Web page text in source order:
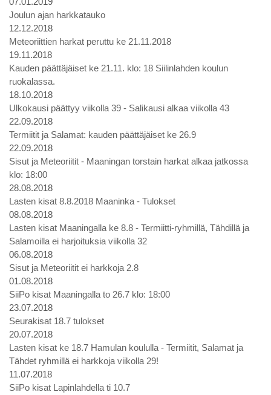
Joulun ajan harkkatauko
12.12.2018
Meteoriittien harkat peruttu ke 21.11.2018
19.11.2018
Kauden päättäjäiset ke 21.11. klo: 18 Siilinlahden koulun
ruokalassa.
18.10.2018
Ulkokausi päättyy viikolla 39 - Salikausi alkaa viikolla 43
22.09.2018
Termiitit ja Salamat: kauden päättäjäiset ke 26.9
22.09.2018
Sisut ja Meteoriitit - Maaningan torstain harkat alkaa jatkossa
klo: 18:00
28.08.2018
Lasten kisat 8.8.2018 Maaninka - Tulokset
08.08.2018
Lasten kisat Maaningalla ke 8.8 - Termiitti-ryhmillä, Tähdillä ja
Salamoilla ei harjoituksia viikolla 32
06.08.2018
Sisut ja Meteoriitit ei harkkoja 2.8
01.08.2018
SiiPo kisat Maaningalla to 26.7 klo: 18:00
23.07.2018
Seurakisat 18.7 tulokset
20.07.2018
Lasten kisat ke 18.7 Hamulan koululla - Termiitit, Salamat ja
Tähdet ryhmillä ei harkkoja viikolla 29!
11.07.2018
SiiPo kisat Lapinlahdella ti 10.7